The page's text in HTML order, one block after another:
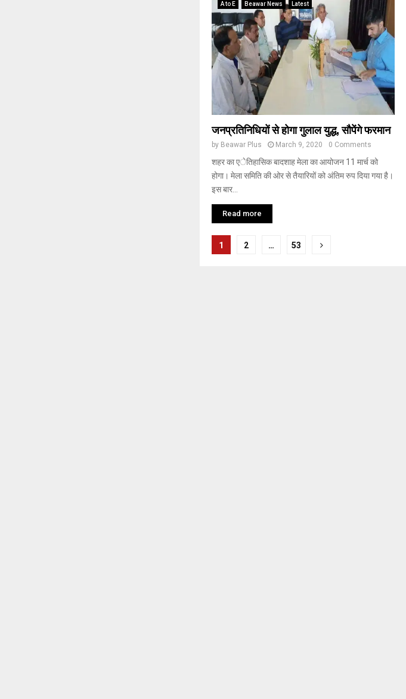
A to E Beawar News Latest
जनप्रतिनिधियों से होगा गुलाल युद्ध, सौपेंगे फरमान
by Beawar Plus March 9, 2020 0 Comments
शहर का एेतिहासिक बादशाह मेला का आयोजन 11 मार्च को
होगा। मेला समिति की ओर से तैयारियों को अंतिम रुप दिया गया है।
इस बार...
Read more
Posts
1 2 … 53